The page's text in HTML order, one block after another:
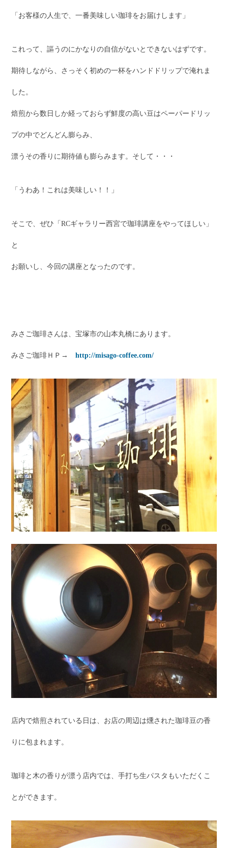
「お客様の人生で、一番美味しい珈琲をお届けします」
これって、謳うのにかなりの自信がないとできないはずです。
期待しながら、さっそく初めの一杯をハンドドリップで淹れま
した。
焙煎から数日しか経っておらず鮮度の高い豆はペーパードリッ
プの中でどんどん膨らみ、
漂うその香りに期待値も膨らみます。そして・・・
「うわあ！これは美味しい！！」
そこで、ぜひ「RCギャラリー西宮で珈琲講座をやってほしい」
と
お願いし、今回の講座となったのです。
みさご珈琲さんは、宝塚市の山本丸橋にあります。
みさご珈琲ＨＰ→http://misago-coffee.com/
店内で焙煎されている日は、お店の周辺は燻された珈琲豆の香
りに包まれます。
珈琲と木の香りが漂う店内では、手打ち生パスタもいただくこ
とができます。